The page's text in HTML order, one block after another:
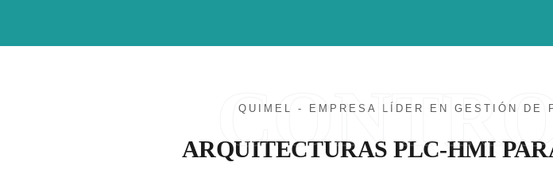
QUIMEL - EMPRESA LÍDER EN GESTIÓN DE
ARQUITECTURAS PLC-HMI